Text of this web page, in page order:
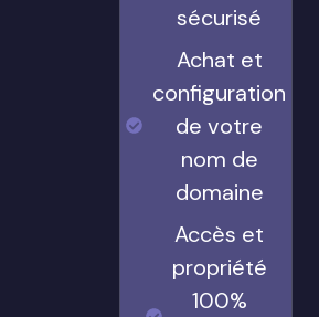
sécurisé
Achat et
configuration
de votre
nom de
domaine
Accès et
propriété
100%